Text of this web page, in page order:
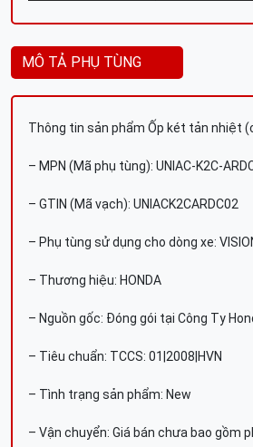
MÔ TẢ PHỤ TÙNG
Thông tin sản phẩm Ốp két tản nhiệt
– MPN (Mã phụ tùng): UNIAC-K2C-
– GTIN (Mã vạch): UNIACK2CARDC02
– Phụ tùng sử dụng cho dòng xe:
– Thương hiệu: HONDA
– Nguồn gốc: Đóng gói tại Công Ty
– Tiêu chuẩn: TCCS: 01|2008|HVN
– Tình trạng sản phẩm: New
– Vận chuyển: Giá bán chưa bao gồm